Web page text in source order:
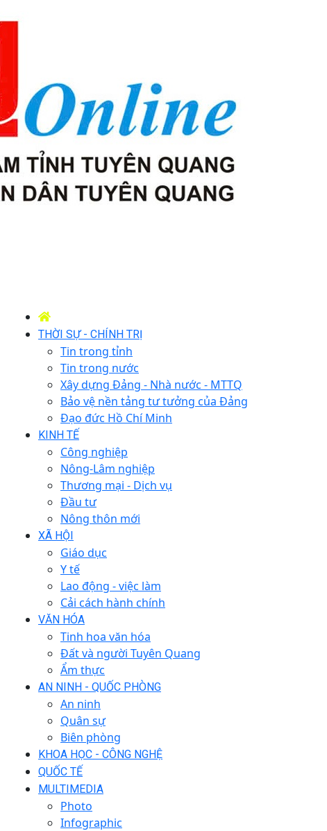
THỜI SỰ - CHÍNH TRỊ
Tin trong tỉnh
Tin trong nước
Xây dựng Đảng - Nhà nước - MTTQ
Bảo vệ nền tảng tư tưởng của Đảng
Đạo đức Hồ Chí Minh
KINH TẾ
Công nghiệp
Nông-Lâm nghiệp
Thương mại - Dịch vụ
Đầu tư
Nông thôn mới
XÃ HỘI
Giáo dục
Y tế
Lao động - việc làm
Cải cách hành chính
VĂN HÓA
Tinh hoa văn hóa
Đất và người Tuyên Quang
Ẩm thực
AN NINH - QUỐC PHÒNG
An ninh
Quân sự
Biên phòng
KHOA HỌC - CÔNG NGHỆ
QUỐC TẾ
MULTIMEDIA
Photo
Infographic